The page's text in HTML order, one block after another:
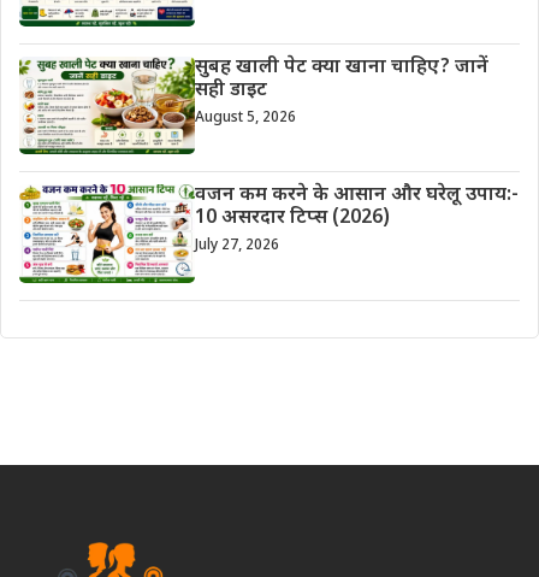
सुबह खाली पेट क्या खाना चाहिए? जानें
सही डाइट
August 5, 2026
वजन कम करने के आसान और घरेलू उपाय:-
10 असरदार टिप्स (2026)
July 27, 2026